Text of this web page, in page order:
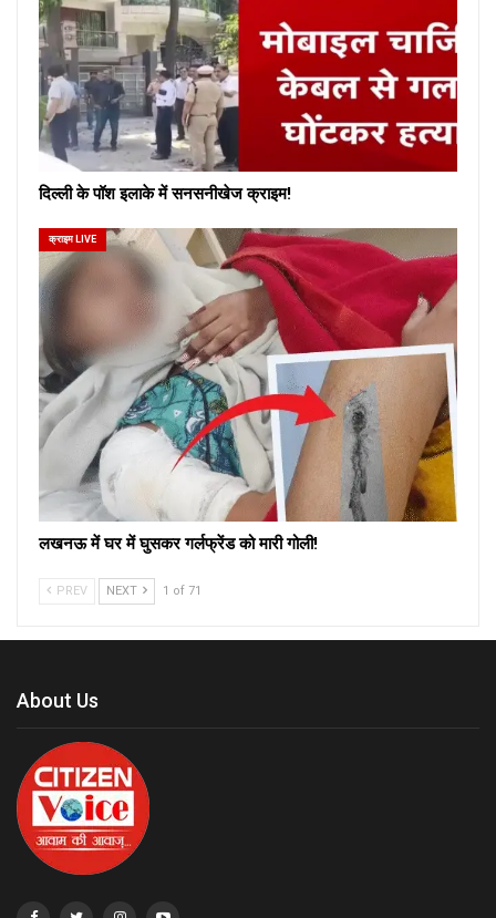
दिल्ली के पॉश इलाके में सनसनीखेज क्राइम!
क्राइम LIVE
लखनऊ में घर में घुसकर गर्लफ्रेंड को मारी गोली!
PREV NEXT 1 of 71
About Us